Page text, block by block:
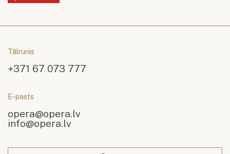
Tālrunis
+371 67 073 777
E-pasts
opera@opera.lv
info@opera.lv